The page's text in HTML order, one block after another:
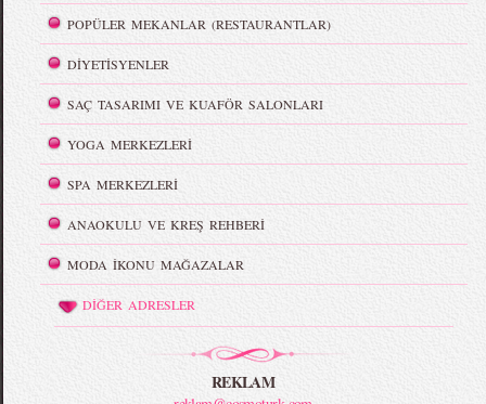
POPÜLER MEKANLAR (RESTAURANTLAR)
DİYETİSYENLER
SAÇ TASARIMI VE KUAFÖR SALONLARI
YOGA MERKEZLERİ
SPA MERKEZLERİ
ANAOKULU VE KREŞ REHBERİ
MODA İKONU MAĞAZALAR
DİĞER ADRESLER
REKLAM